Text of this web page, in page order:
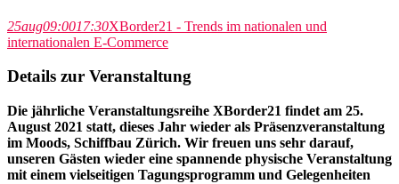
25aug09:0017:30XBorder21 - Trends im nationalen und
internationalen E-Commerce
Details zur Veranstaltung
Die jährliche Veranstaltungsreihe XBorder21 findet am 25.
August 2021 statt, dieses Jahr wieder als Präsenzveranstaltung
im Moods, Schiffbau Zürich. Wir freuen uns sehr darauf,
unseren Gästen wieder eine spannende physische Veranstaltung
mit einem vielseitigen Tagungsprogramm und Gelegenheiten